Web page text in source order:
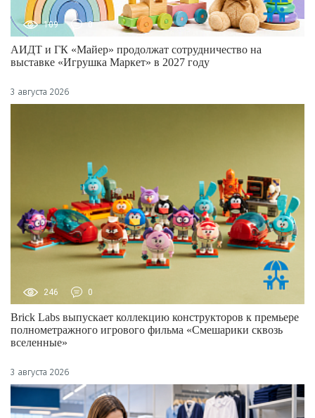
109 0
АИДТ и ГК «Майер» продолжат сотрудничество на
выставке «Игрушка Маркет» в 2027 году
3 августа 2026
246 0
Brick Labs выпускает коллекцию конструкторов к премьере
полнометражного игрового фильма «Смешарики сквозь
вселенные»
3 августа 2026